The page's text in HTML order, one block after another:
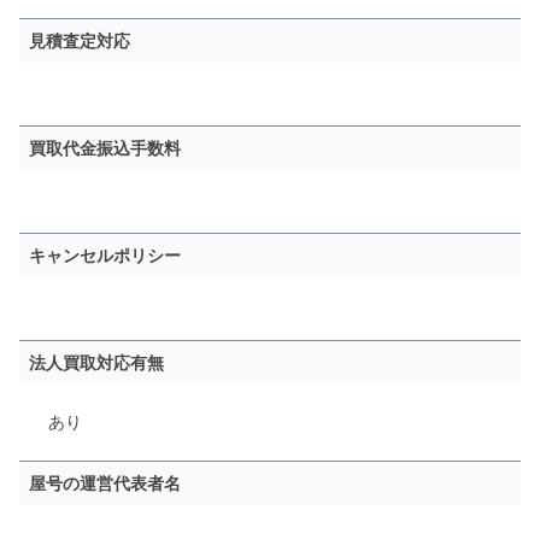
見積査定対応
買取代金振込手数料
キャンセルポリシー
法人買取対応有無
あり
屋号の運営代表者名